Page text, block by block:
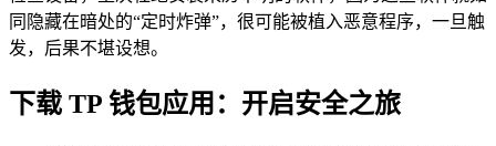
同隐藏在暗处的“定时炸弹”，很可能被植入恶意程序，一旦触
发，后果不堪设想。
下载 TP 钱包应用：开启安全之旅